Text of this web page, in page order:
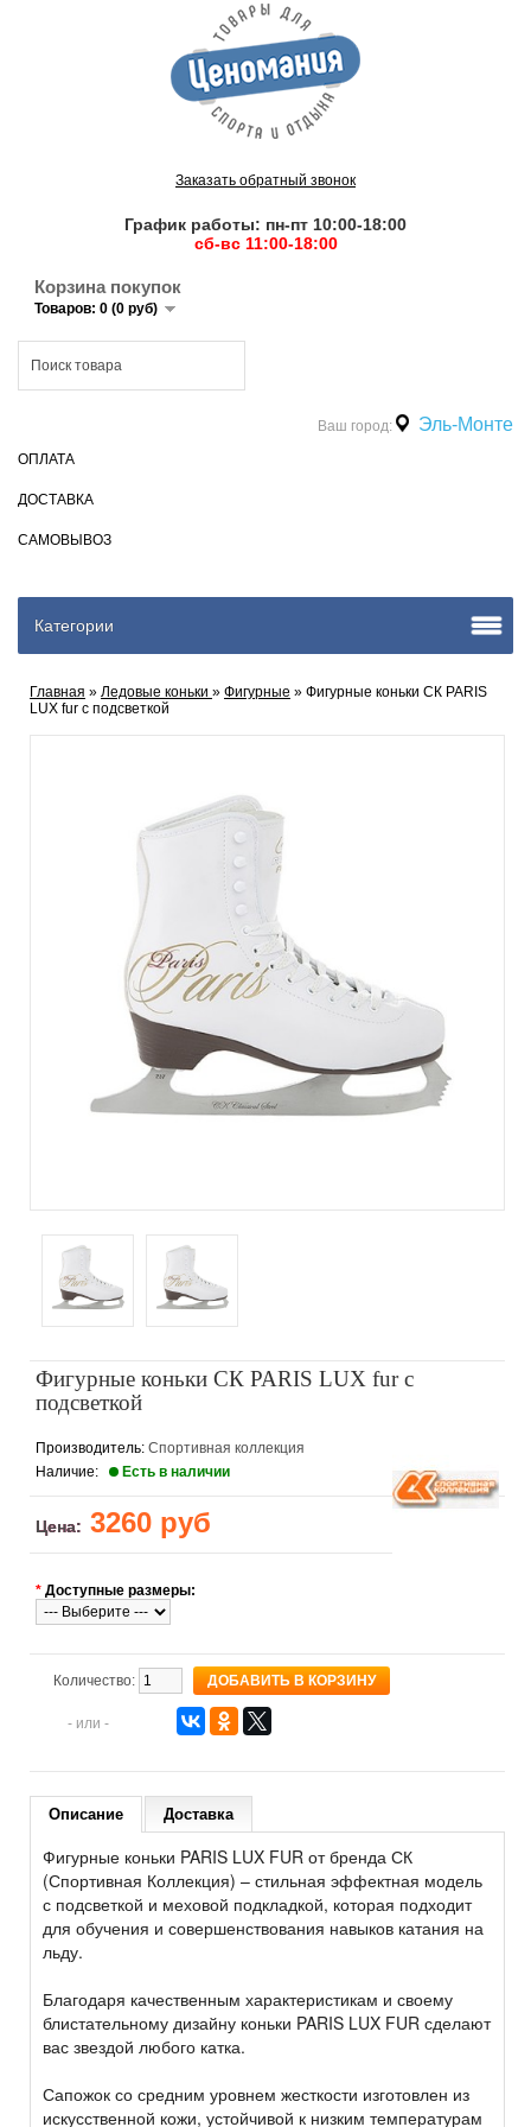
Заказать обратный звонок
График работы: пн-пт 10:00-18:00
сб-вс 11:00-18:00
Корзина покупок
Товаров: 0 (0 руб)
Ваш город: Эль-Монте
ОПЛАТА
ДОСТАВКА
САМОВЫВОЗ
Категории
Главная » Ледовые коньки » Фигурные » Фигурные коньки СК PARIS
LUX fur с подсветкой
Фигурные коньки СК PARIS LUX fur с
подсветкой
Производитель: Спортивная коллекция
Наличие:
Есть в наличии
Цена: 3260 руб
* Доступные размеры:
Количество:
- или -
Описание Доставка
Фигурные коньки PARIS LUX FUR от бренда СК
(Спортивная Коллекция) – стильная эффектная модель
с подсветкой и меховой подкладкой, которая подходит
для обучения и совершенствования навыков катания на
льду.
Благодаря качественным характеристикам и своему
блистательному дизайну коньки PARIS LUX FUR сделают
вас звездой любого катка.
Сапожок со средним уровнем жесткости изготовлен из
искусственной кожи, устойчивой к низким температурам